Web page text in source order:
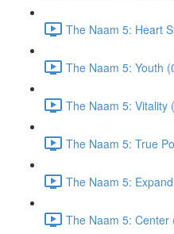
The Naam 5: Heart
The Naam 5: Youth
The Naam 5: Vitality
The Naam 5: True
The Naam 5:
The Naam 5: